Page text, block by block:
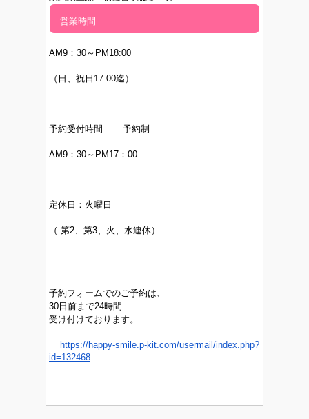
営業時間
AM9：30～PM18:00
（日、祝日17:00迄）
予約受付時間 予約制
AM9：30～PM17：00
定休日： 火曜日
（ 第2、第3、火、水連休）
予約フォームでのご予約は、
30日前まで24時間
受け付けております。
https://happy-smile.p-kit.com/usermail/index.php?
id=132468